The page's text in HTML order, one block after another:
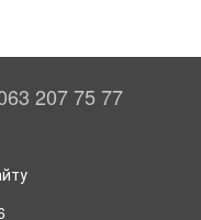
207 75 77